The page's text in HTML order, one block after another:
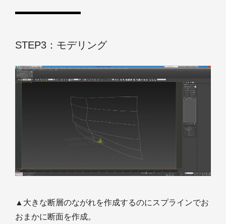
STEP3：モデリング
▲大きな断層のながれを作成するのにスプラインでお
おまかに断面を作成。